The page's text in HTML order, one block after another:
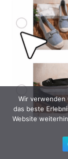
Wir verwenden
das beste
Website